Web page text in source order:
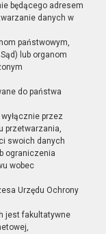
będącego adresem
danych w
państwowym,
lub organom
do państwa
przez
przetwarzania,
swoich danych
ograniczenia
wobec
Urzędu Ochrony
jest fakultatywne